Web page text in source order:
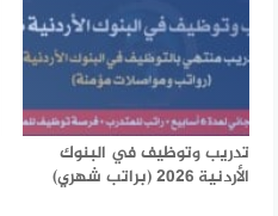
تدريب وتوظيف في البنوك
الأردنية 2026 (براتب شهري)